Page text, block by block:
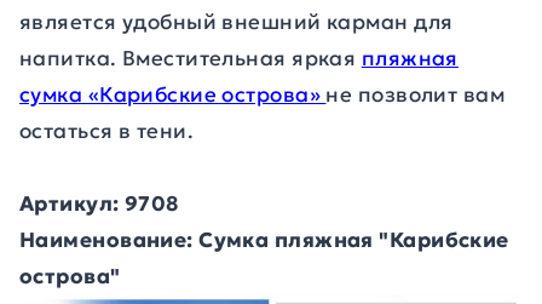
является удобный внешний карман для
напитка. Вместительная яркая пляжная
сумка «Карибские острова» не позволит вам
остаться в тени.
Артикул: 9708
Наименование: Сумка пляжная "Карибские
острова"